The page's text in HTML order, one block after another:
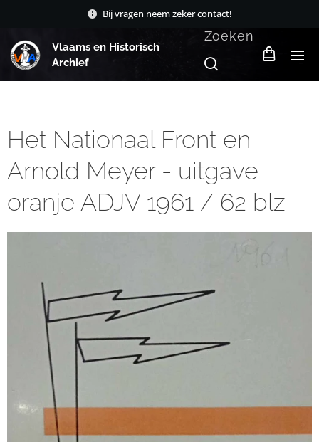
Bij vragen neem zeker contact!
Vlaams en Historisch
Archief
Zoeken
Het Nationaal Front en
Arnold Meyer - uitgave
oranje ADJV 1961 / 62 blz